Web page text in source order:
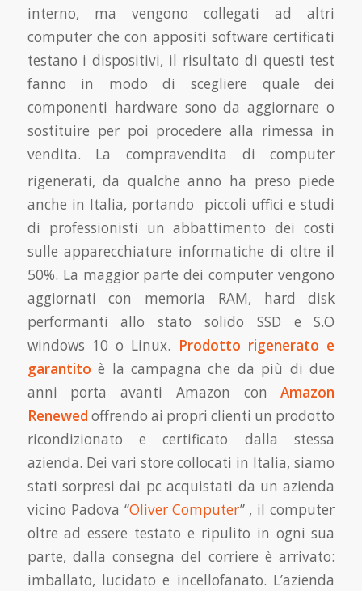
interno, ma vengono collegati ad altri
computer che con appositi software certificati
testano i dispositivi, il risultato di questi test
fanno in modo di scegliere quale dei
componenti hardware sono da aggiornare o
sostituire per poi procedere alla rimessa in
vendita. La compravendita di computer
rigenerati, da qualche anno ha preso piede
anche in Italia, portando piccoli uffici e studi
di professionisti un abbattimento dei costi
sulle apparecchiature informatiche di oltre il
50%. La maggior parte dei computer vengono
aggiornati con memoria RAM, hard disk
performanti allo stato solido SSD e S.O
windows 10 o Linux. Prodotto rigenerato e
garantito è la campagna che da più di due
anni porta avanti Amazon conAmazon
Renewed offrendo ai propri clienti un prodotto
ricondizionato e certificato dalla stessa
azienda. Dei vari store collocati in Italia, siamo
stati sorpresi dai pc acquistati da un azienda
vicino Padova “Oliver Computer” , il computer
oltre ad essere testato e ripulito in ogni sua
parte, dalla consegna del corriere è arrivato:
imballato, lucidato e incellofanato. L’azienda